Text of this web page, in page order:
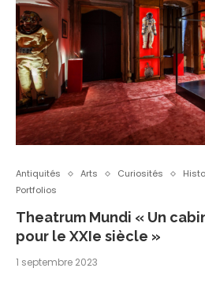
Antiquités Arts Curiosités
Portfolios
Theatrum Mundi « Un
pour le XXIe siècle »
1 septembre 2023